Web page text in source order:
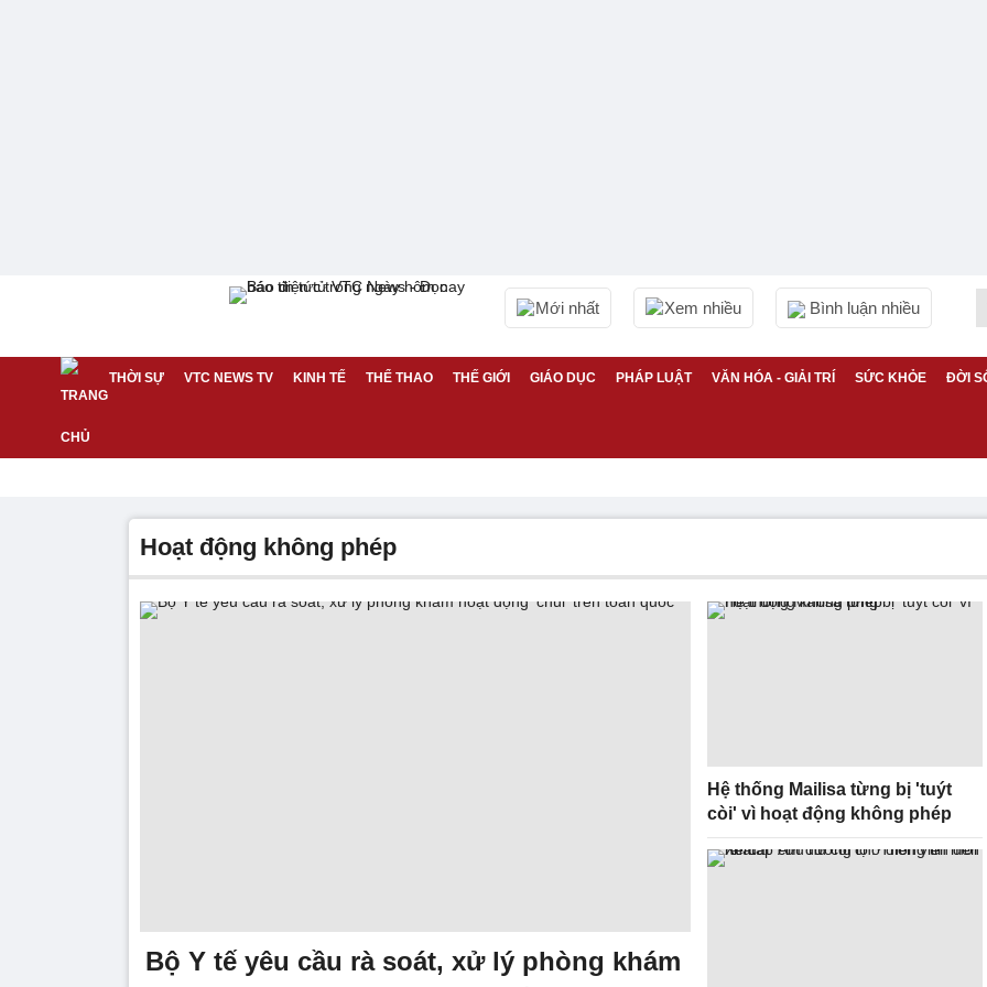
Mới nhất Xem nhiều Bình luận nhiều
THỜI SỰ VTC NEWS TV KINH TẾ THỂ THAO THẾ GIỚI GIÁO DỤC PHÁP LUẬT VĂN HÓA - GIẢI TRÍ SỨC KHỎE ĐỜI
hoạt động không phép
Bộ Y tế yêu cầu rà soát, xử lý phòng khám
Hệ thống Mailisa từng bị 'tuýt
còi' vì hoạt động không phép